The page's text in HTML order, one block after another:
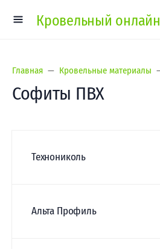
Кровельный онлайн
Главная Кровельные материалы
Софиты ПВХ
Технониколь
Альта Профиль